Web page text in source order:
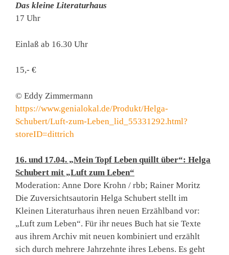
Das kleine Literaturhaus
17 Uhr
Einlaß ab 16.30 Uhr
15,- €
© Eddy Zimmermann
https://www.genialokal.de/Produkt/Helga-
Schubert/Luft-zum-Leben_lid_55331292.html?
storeID=dittrich
16. und 17.04. „Mein Topf Leben quillt über“: Helga
Schubert mit „Luft zum Leben“
Moderation: Anne Dore Krohn / rbb; Rainer Moritz
Die Zuversichtsautorin Helga Schubert stellt im
Kleinen Literaturhaus ihren neuen Erzählband vor:
„Luft zum Leben“. Für ihr neues Buch hat sie Texte
aus ihrem Archiv mit neuen kombiniert und erzählt
sich durch mehrere Jahrzehnte ihres Lebens. Es geht